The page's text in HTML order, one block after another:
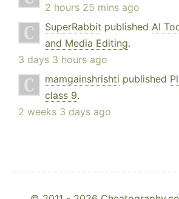
2 hours 25 mins ago
SuperRabbit published AI
and Media Editing.
3 days 3 hours ago
mamgainshrishti published
class 9.
2 weeks 3 days ago